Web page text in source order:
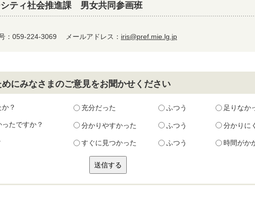
ティ社会推進課 男女共同参画班
：059-224-3069 メールアドレス： iris@pref.mie.lg.jp
にみなさまのご意見をお聞かせください
？ 充分だった ふつう 足りなか
たですか？ 分かりやすかった ふつう 分かりに
すぐに見つかった ふつう 時間がか